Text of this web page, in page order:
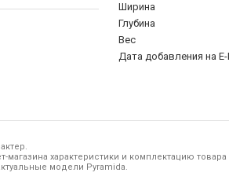
Ширина
Глубина
Вес
Дата добавления на
характеристики и комплектацию товара
модели Pyramida.